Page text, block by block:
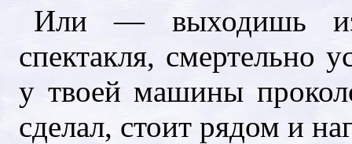
Или — выходишь из
спектакля, смертельно
у твоей машины
сделал, стоит рядом и